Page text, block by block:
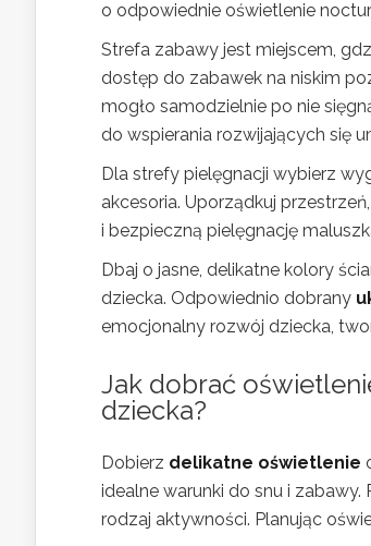
o odpowiednie oświetlenie
Strefa zabawy jest miejscem,
dostęp do zabawek na niskim
mogło samodzielnie po nie
do wspierania rozwijających się
Dla strefy pielęgnacji wybierz
akcesoria. Uporządkuj
i bezpieczną pielęgnację
Dbaj o jasne, delikatne kolory
dziecka. Odpowiednio dobrany
emocjonalny rozwój dziecka,
Jak dobrać
dziecka?
Dobierz delikatne oświetlenie
idealne warunki do snu i
rodzaj aktywności. Planując